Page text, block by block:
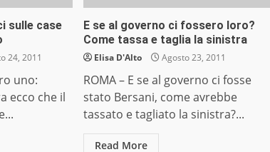
sulle case
24, 2011
uno:
ecco che il
E se al governo ci fossero loro?
Come tassa e taglia la sinistra
Elisa D'Alto Agosto 23, 2011
ROMA – E se al governo ci fosse
stato Bersani, come avrebbe
tassato e tagliato la sinistra?...
Read More